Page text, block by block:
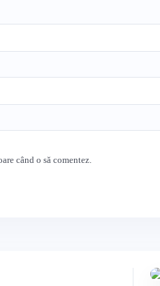
când o să comentez.